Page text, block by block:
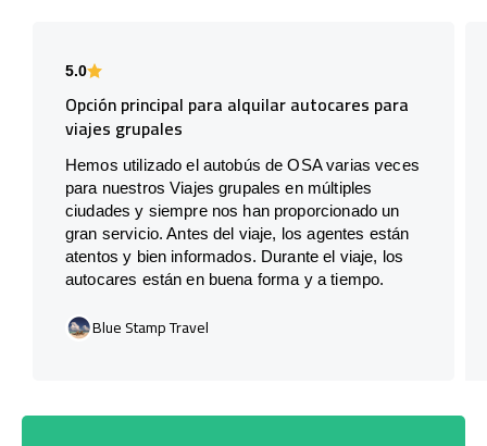
5.0
Opción principal para alquilar autocares para
viajes grupales
Hemos utilizado el autobús de OSA varias veces
para nuestros Viajes grupales en múltiples
ciudades y siempre nos han proporcionado un
gran servicio. Antes del viaje, los agentes están
atentos y bien informados. Durante el viaje, los
autocares están en buena forma y a tiempo.
Blue Stamp Travel